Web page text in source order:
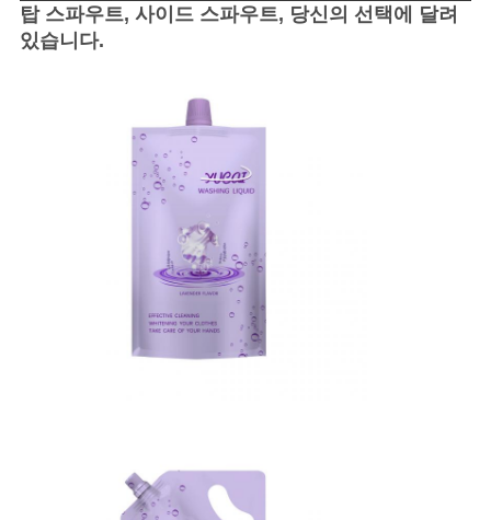
탑 스파우트, 사이드 스파우트, 당신의 선택에 달려
있습니다.